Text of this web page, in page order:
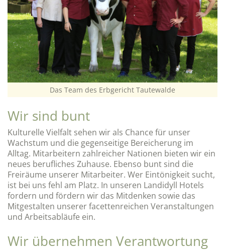
Das Team des Erbgericht Tautewalde
Wir sind bunt
Kulturelle Vielfalt sehen wir als Chance für unser
Wachstum und die gegenseitige Bereicherung im
Alltag. Mitarbeitern zahlreicher Nationen bieten wir ein
neues berufliches Zuhause. Ebenso bunt sind die
Freiräume unserer Mitarbeiter. Wer Eintönigkeit sucht,
ist bei uns fehl am Platz. In unseren Landidyll Hotels
fordern und fördern wir das Mitdenken sowie das
Mitgestalten unserer facettenreichen Veranstaltungen
und Arbeitsabläufe ein.
Wir übernehmen Verantwortung